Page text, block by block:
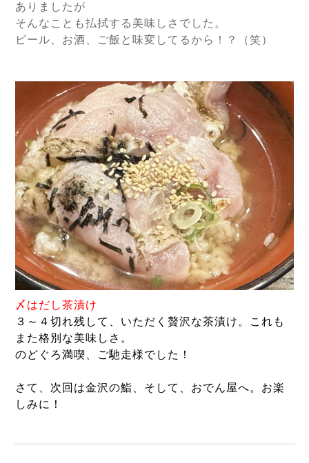
ありましたが
そんなことも払拭する美味しさでした。
ビール、お酒、ご飯と味変してるから！？（笑）
〆はだし茶漬け
３～４切れ残して、いただく贅沢な茶漬け。これも
また格別な美味しさ。
のどぐろ満喫、ご馳走様でした！
さて、次回は金沢の鮨、そして、おでん屋へ。お楽
しみに！